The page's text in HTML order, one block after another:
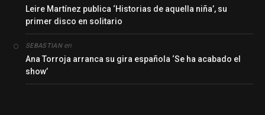
Leire Martínez publica ‘Historias de aquella niña’, su
primer disco en solitario
SEBASTIANen
Ana Torroja arranca su gira española ‘Se ha acabado el
show’